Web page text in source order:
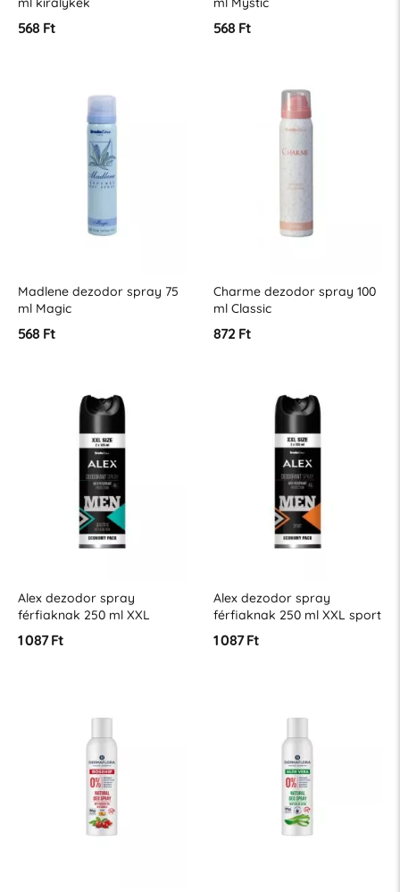
568 Ft 568 Ft
Madlene dezodor spray 75
ml Magic
568 Ft
Charme dezodor spray 100
ml Classic
872 Ft
Alex dezodor spray
férfiaknak 250 ml XXL
érzékeny bőrre
1 087 Ft
Alex dezodor spray
férfiaknak 250 ml XXL sport
1 087 Ft